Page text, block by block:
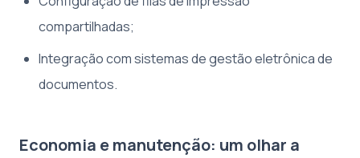
compartilhadas;
Integração com sistemas de gestão eletrônica de
documentos.
Economia e manutenção: um olhar a